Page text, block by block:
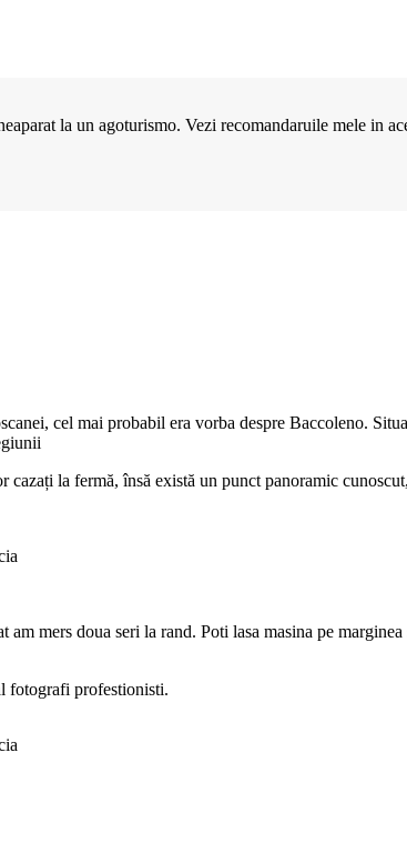
la un agoturismo. Vezi recomandaruile mele in
cel mai probabil era vorba despre Baccoleno.
la fermă, însă există un punct panoramic
am mers doua seri la rand. Poti lasa masina pe
fotografi profestionisti.